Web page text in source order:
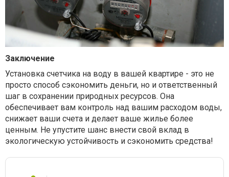
Заключение
Установка счетчика на воду в вашей квартире - это не
просто способ сэкономить деньги, но и ответственный
шаг в сохранении природных ресурсов. Она
обеспечивает вам контроль над вашим расходом воды,
снижает ваши счета и делает ваше жилье более
ценным. Не упустите шанс внести свой вклад в
экологическую устойчивость и сэкономить средства!